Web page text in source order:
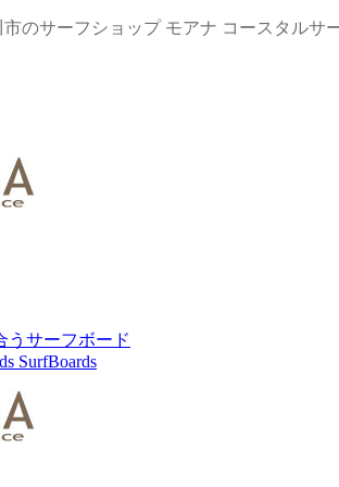
のサーフショップ モアナ コースタルサ
うサーフボード
SurfBoards